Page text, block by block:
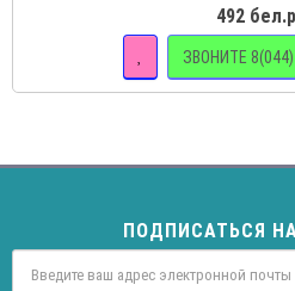
492
ЗВОНИТЕ
ПОДПИСАТЬСЯ